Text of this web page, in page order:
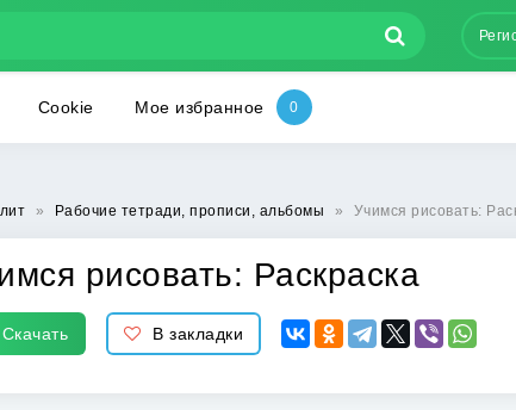
Cookie Мое избранное
» Рабочие тетради, прописи, альбомы » Учимся рисовать:
рисовать: Раскраска
Скачать В закладки